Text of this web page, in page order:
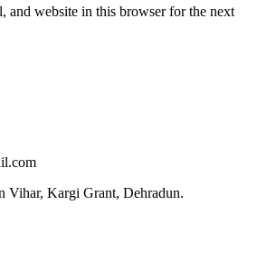
and website in this browser for the next
Vihar, Kargi Grant, Dehradun.